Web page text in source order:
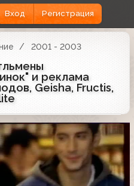
Вход Регистрация
2001 - 2003
и реклама
Geisha, Fructis,